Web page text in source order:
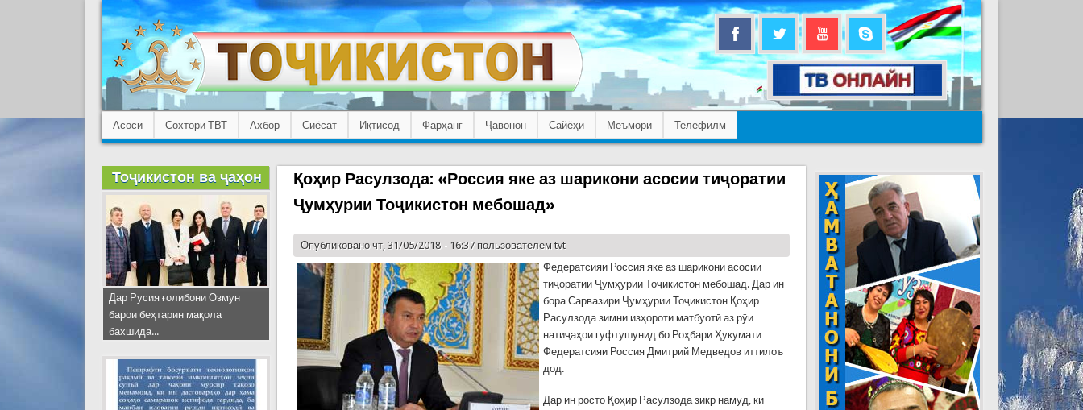
Асосӣ Сохтори ТВТ Ахбор Сиёсат Иқтисод Фарҳанг Ҷавонон Сайёҳӣ Меъмори Телефилм
Қоҳир Расулзода: «Россия яке аз шарикони асосии тиҷоратии
Ҷумҳурии Тоҷикистон мебошад»
Опубликовано чт, 31/05/2018 - 16:37 пользователемtvt
Федератсияи Россия яке аз шарикони асосии
тиҷоратии Ҷумҳурии Тоҷикистон мебошад. Дар ин
бора Сарвазири Ҷумҳурии Тоҷикистон Қоҳир
Расулзода зимни изҳороти матбуотӣ аз рӯи
натиҷаҳои гуфтушунид бо Роҳбари Ҳукумати
Федератсияи Россия Дмитрий Медведов иттилоъ
дод.
Дар ин росто Қоҳир Расулзода зикр намуд, ки
Тоҷикистон ва ҷаҳон
Дар Русия ғолибони Озмун
барои беҳтарин мақола
бахшида...